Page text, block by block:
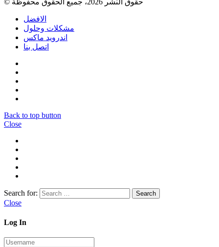
الافضل
مشكلات وحلول
اندرويد ماكس
اتصل بنا
Back to top button
Close
Search for:
Close
Log In